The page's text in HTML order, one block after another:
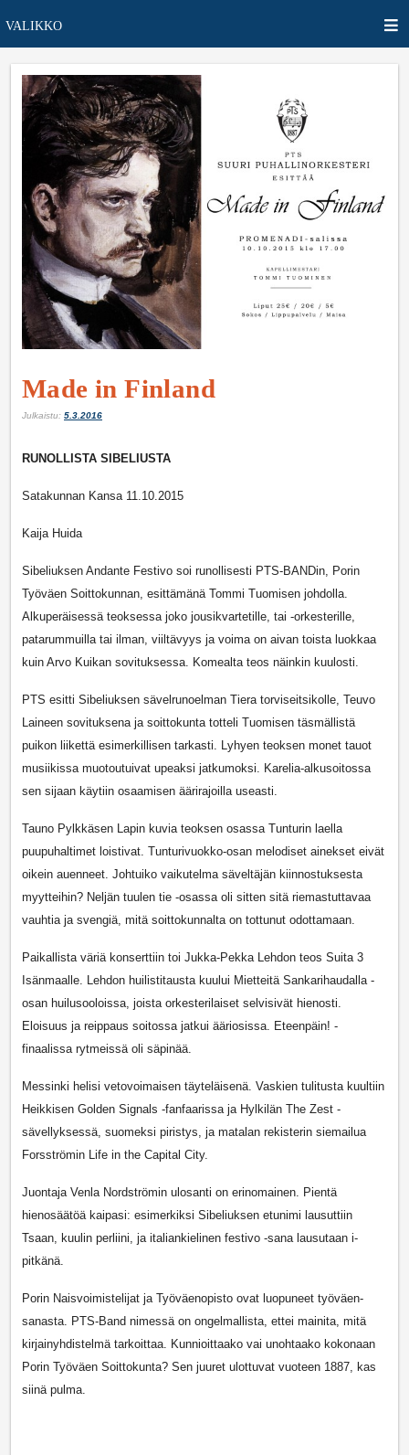
VALIKKO
Made in Finland
Julkaistu: 5.3.2016
RUNOLLISTA SIBELIUSTA
Satakunnan Kansa 11.10.2015
Kaija Huida
Sibeliuksen Andante Festivo soi runollisesti PTS-BANDin, Porin
Työväen Soittokunnan, esittämänä Tommi Tuomisen johdolla.
Alkuperäisessä teoksessa joko jousikvartetille, tai -orkesterille,
patarummuilla tai ilman, viiltävyys ja voima on aivan toista luokkaa
kuin Arvo Kuikan sovituksessa. Komealta teos näinkin kuulosti.
PTS esitti Sibeliuksen sävelrunoelman Tiera torviseitsikolle, Teuvo
Laineen sovituksena ja soittokunta totteli Tuomisen täsmällistä
puikon liikettä esimerkillisen tarkasti. Lyhyen teoksen monet tauot
musiikissa muotoutuivat upeaksi jatkumoksi. Karelia-alkusoitossa
sen sijaan käytiin osaamisen äärirajoilla useasti.
Tauno Pylkkäsen Lapin kuvia teoksen osassa Tunturin laella
puupuhaltimet loistivat. Tunturivuokko-osan melodiset ainekset eivät
oikein auenneet. Johtuiko vaikutelma säveltäjän kiinnostuksesta
myytteihin? Neljän tuulen tie -osassa oli sitten sitä riemastuttavaa
vauhtia ja svengiä, mitä soittokunnalta on tottunut odottamaan.
Paikallista väriä konserttiin toi Jukka-Pekka Lehdon teos Suita 3
Isänmaalle. Lehdon huilistitausta kuului Mietteitä Sankarihaudalla -
osan huilusooloissa, joista orkesterilaiset selvisivät hienosti.
Eloisuus ja reippaus soitossa jatkui ääriosissa. Eteenpäin! -
finaalissa rytmeissä oli säpinää.
Messinki helisi vetovoimaisen täyteläisenä. Vaskien tulitusta kuultiin
Heikkisen Golden Signals -fanfaarissa ja Hylkilän The Zest -
sävellyksessä, suomeksi piristys, ja matalan rekisterin siemailua
Forsströmin Life in the Capital City.
Juontaja Venla Nordströmin ulosanti on erinomainen. Pientä
hienosäätöä kaipasi: esimerkiksi Sibeliuksen etunimi lausuttiin
Tsaan, kuulin perliini, ja italiankielinen festivo -sana lausutaan i-
pitkänä.
Porin Naisvoimistelijat ja Työväenopisto ovat luopuneet työväen-
sanasta. PTS-Band nimessä on ongelmallista, ettei mainita, mitä
kirjainyhdistelmä tarkoittaa. Kunnioittaako vai unohtaako kokonaan
Porin Työväen Soittokunta? Sen juuret ulottuvat vuoteen 1887, kas
siinä pulma.